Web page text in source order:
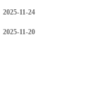
2025-11-24
2025-11-20